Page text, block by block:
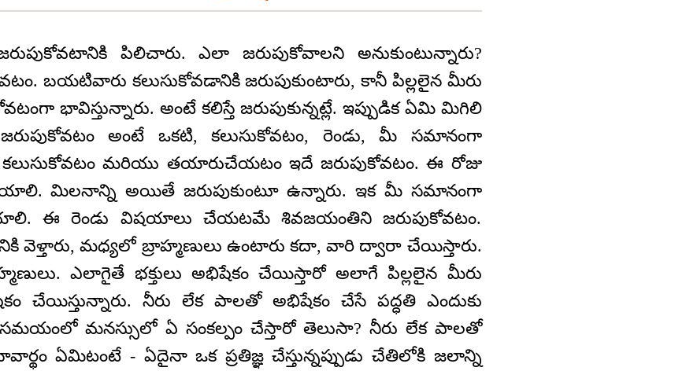
పిలిచారు. ఎలా జరుపుకోవాలని అనుకుంటున్నారు?
బయటివారు కలుసుకోవడానికి జరుపుకుంటారు, కానీ పిల్లలైన మీరు
భావిస్తున్నారు. అంటే కలిస్తే జరుపుకున్నట్లే. ఇప్పుడిక ఏమి మిగిలి
అంటే ఒకటి, కలుసుకోవటం, రెండు, మీ సమానంగా
మరియు తయారుచేయటం ఇదే జరుపుకోవటం. ఈ రోజు
మిలనాన్ని అయితే జరుపుకుంటూ ఉన్నారు. ఇక మీ సమానంగా
ఈ రెండు విషయాలు చేయటమే శివజయంతిని జరుపుకోవటం.
వెళ్తారు, మధ్యలో బ్రాహ్మణులు ఉంటారు కదా, వారి ద్వారా చేయిస్తారు.
ఎలాగైతే భక్తులు అభిషేకం చేయిస్తారో అలాగే పిల్లలైన మీరు
చేయిస్తున్నారు. నీరు లేక పాలతో అభిషేకం చేసే పద్ధతి ఎందుకు
సమయంలో మనస్సులో ఏ సంకల్పం చేస్తారో తెలుసా? నీరు లేక పాలతో
ఏమిటంటే - ఏదైనా ఒక ప్రతిజ్ఞ చేస్తున్నప్పుడు చేతిలోకి జలాన్ని